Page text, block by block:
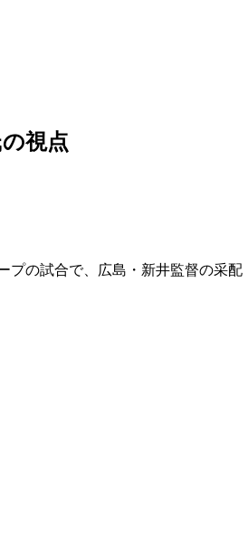
視点
の試合で、広島・新井監督の采配